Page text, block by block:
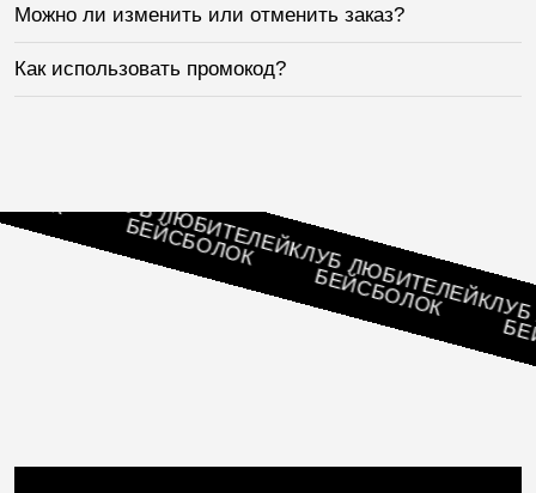
Можно ли изменить или отменить заказ?
Как использовать промокод?
КЛУБ ЛЮБИТЕЛЕЙ
БЕЙСБОЛОК КЛУБ ЛЮБИТЕЛЕЙ
БЕЙСБОЛОК КЛУБ